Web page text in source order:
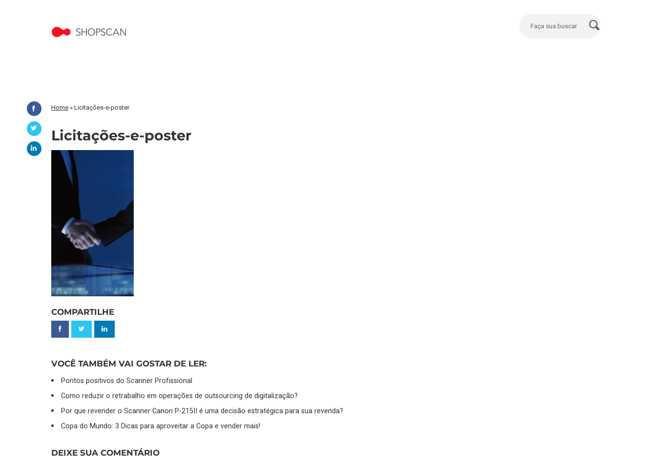
Home»Licitações-e-poster
Licitações-e-poster
COMPARTILHE
VOCÊ TAMBÉM VAI GOSTAR DE LER:
Pontos positivos do Scanner Profissional
Como reduzir o retrabalho em operações de outsourcing de digitalização?
Por que revender o Scanner Canon P-215II é uma decisão estratégica para sua revenda?
Copa do Mundo: 3 Dicas para aproveitar a Copa e vender mais!
DEIXE SUA COMENTÁRIO